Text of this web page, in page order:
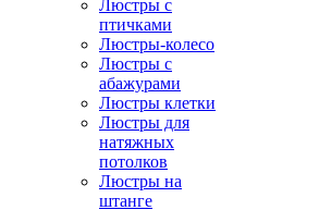
Люстры с
птичками
Люстры-колесо
Люстры с
абажурами
Люстры клетки
Люстры для
натяжных
потолков
Люстры на
штанге